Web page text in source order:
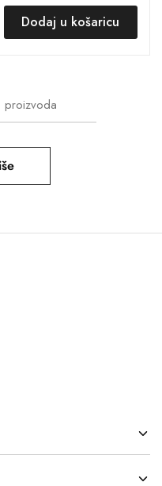
Dodaj u košaricu
proizvoda